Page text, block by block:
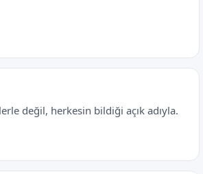
değil, herkesin bildiği açık adıyla.